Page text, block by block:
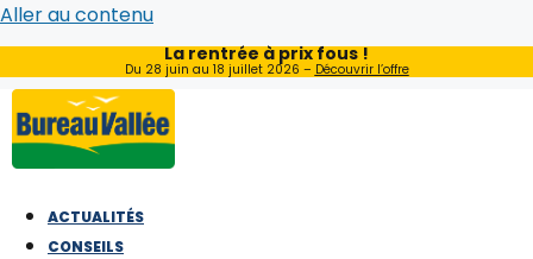
Aller au contenu
La rentrée à prix fous !
Du 28 juin au 18 juillet 2026 – Découvrir l’offre
ACTUALITÉS
CONSEILS